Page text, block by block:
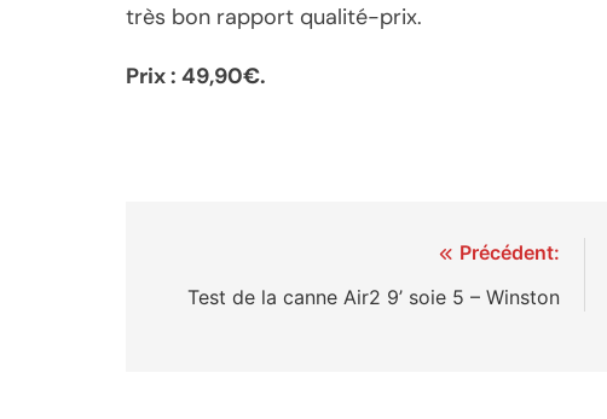
très bon rapport qualité-prix.
Prix : 49,90€.
Précédent:
Test de la canne Air2 9’ soie 5 – Winston